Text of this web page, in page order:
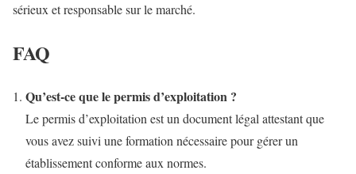
sérieux et responsable sur le marché.
FAQ
Qu’est-ce que le permis d’exploitation ?
Le permis d’exploitation est un document légal attestant que
vous avez suivi une formation nécessaire pour gérer un
établissement conforme aux normes.